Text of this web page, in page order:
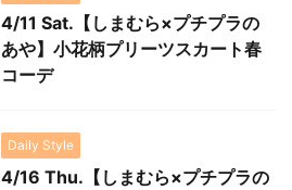
4/11 Sat.【しまむら×プチプラの
あや】小花柄プリーツスカート春
コーデ
Daily Style
4/16 Thu.【しまむら×プチプラの